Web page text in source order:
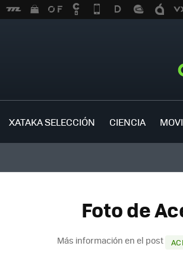
XATAKA SELECCIÓN CIENCIA
Foto de
Más información en el post